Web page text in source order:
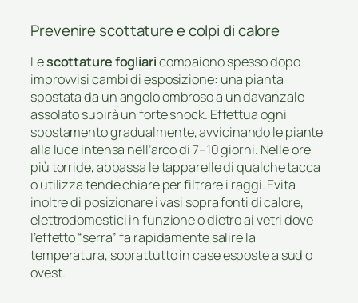
Prevenire scottature e colpi di calore
Lescottature fogliaricompaiono spesso dopo
improvvisi cambi di esposizione: una pianta
spostata da un angolo ombroso a un davanzale
assolato subirà un forte shock. Effettua ogni
spostamento gradualmente, avvicinando le piante
alla luce intensa nell’arco di 7–10 giorni. Nelle ore
più torride, abbassa le tapparelle di qualche tacca
o utilizza tende chiare per filtrare i raggi. Evita
inoltre di posizionare i vasi sopra fonti di calore,
elettrodomestici in funzione o dietro ai vetri dove
l’effetto “serra” fa rapidamente salire la
temperatura, soprattutto in case esposte a sud o
ovest.